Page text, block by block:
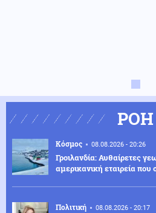
ΡΟΗ
Κόσμος 08.08.2026 - 20:26
Γροιλανδία: Αυθαίρετες
αμερικανική εταιρεία
Πολιτική 08.08.2026 - 20:17